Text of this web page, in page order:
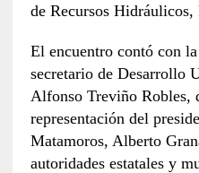
de Recursos
El encuentro contó con
secretario de Desarrollo
Alfonso Treviño Robles,
representación del
Matamoros, Alberto
autoridades estatales y